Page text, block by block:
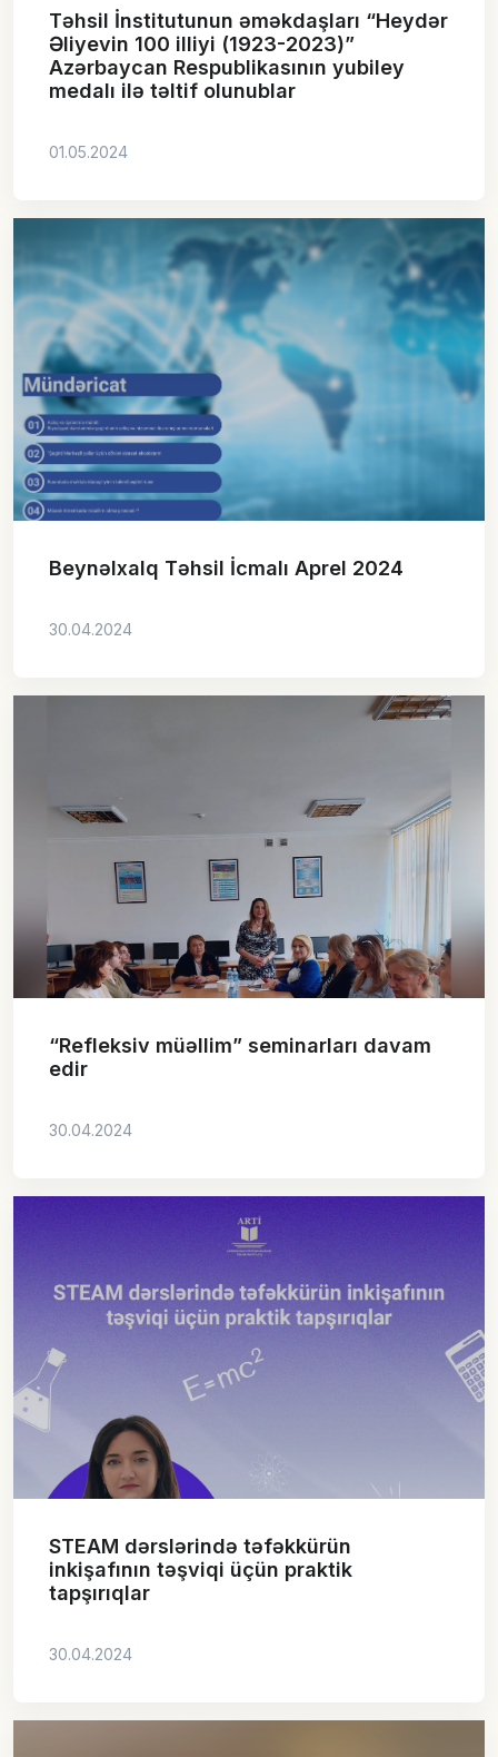
Təhsil İnstitutunun əməkdaşları “Heydər
Əliyevin 100 illiyi (1923-2023)”
Azərbaycan Respublikasının yubiley
medalı ilə təltif olunublar
01.05.2024
Beynəlxalq Təhsil İcmalı Aprel 2024
30.04.2024
“Refleksiv müəllim” seminarları davam
edir
30.04.2024
STEAM dərslərində təfəkkürün
inkişafının təşviqi üçün praktik
tapşırıqlar
30.04.2024